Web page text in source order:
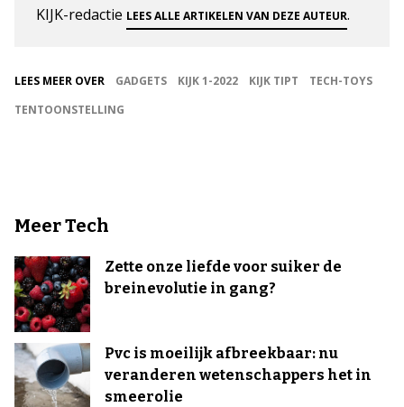
KIJK-redactie LEES ALLE ARTIKELEN VAN DEZE AUTEUR.
LEES MEER OVER GADGETS KIJK 1-2022 KIJK TIPT
TECH-TOYS
TENTOONSTELLING
Meer Tech
Zette onze liefde voor suiker de
breinevolutie in gang?
Pvc is moeilijk afbreekbaar: nu
veranderen wetenschappers het in
smeerolie